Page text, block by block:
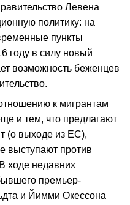
Левена
политику: на
пункты
году в силу новый
возможность беженцев
к мигрантам
и тем, что предлагают
(о выходе из ЕС),
выступают против
ходе недавних
премьер-
и Йимми Окессона